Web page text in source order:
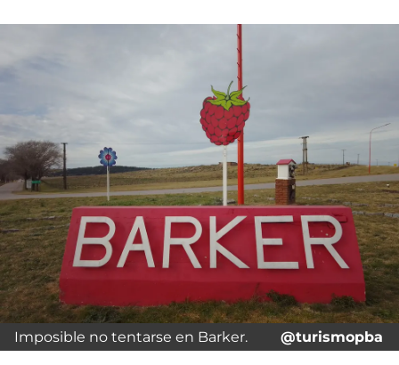
Imposible no tentarse en Barker. @turismopba